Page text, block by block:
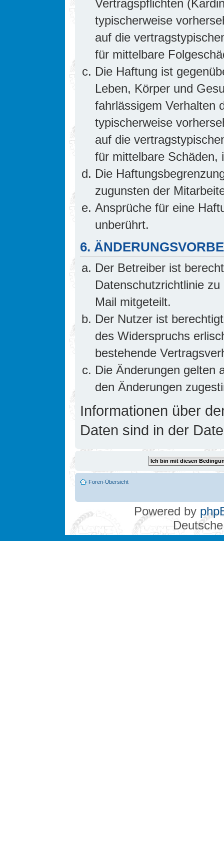
Vertragspflichten
typischerweise
auf die
für mittelbare
Die Haftung ist
Leben, Körper und
fahrlässigem Verhalten
typischerweise
auf die
für mittelbare Schäden,
Die
zugunsten der
Ansprüche für eine
unberührt.
6.
Der Betreiber ist
Datenschutzrichtlinie
Mail mitgeteilt.
Der Nutzer ist
des Widerspruchs
bestehende
Die Änderungen gelten
den Änderungen
Informationen über
Daten sind in der
Foren-Übersicht
Powered by